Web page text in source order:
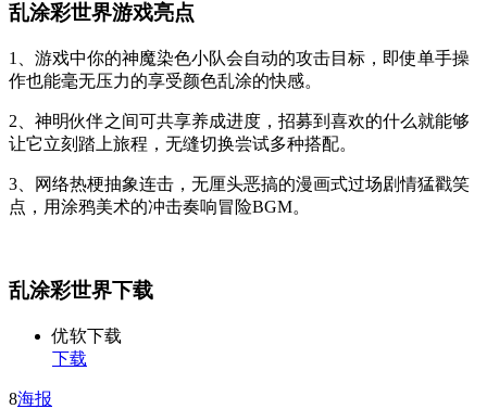
乱涂彩世界游戏亮点
1、游戏中你的神魔染色小队会自动的攻击目标，即使单手操
作也能毫无压力的享受颜色乱涂的快感。
2、神明伙伴之间可共享养成进度，招募到喜欢的什么就能够
让它立刻踏上旅程，无缝切换尝试多种搭配。
3、网络热梗抽象连击，无厘头恶搞的漫画式过场剧情猛戳笑
点，用涂鸦美术的冲击奏响冒险BGM。
乱涂彩世界下载
优软下载
下载
8海报